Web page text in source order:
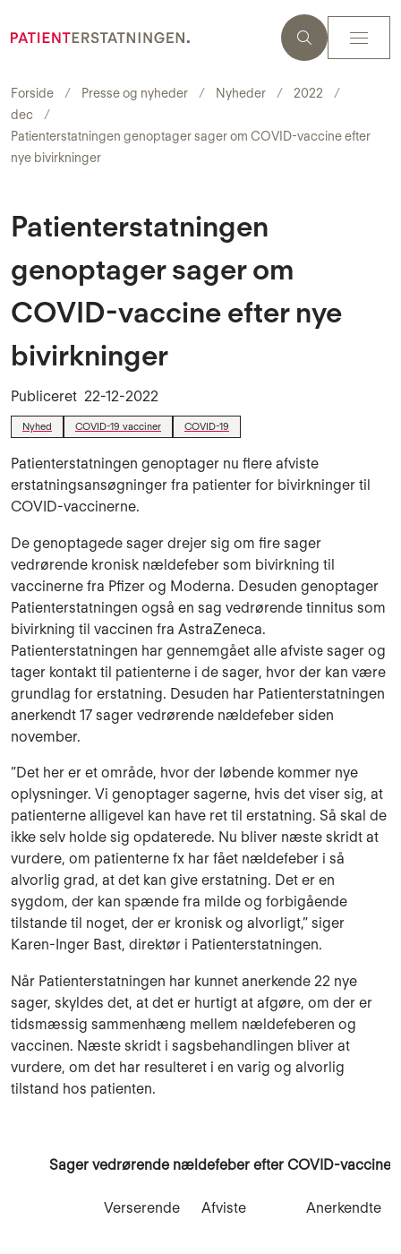
Forside Presse og nyheder Nyheder
2022
dec
Patienterstatningen genoptager sager om COVID-vaccine efter
nye bivirkninger
Patienterstatningen
genoptager sager om
COVID-vaccine efter nye
bivirkninger
Publiceret 22-12-2022
Nyhed COVID-19 vacciner COVID-19
Patienterstatningen genoptager nu flere afviste
erstatningsansøgninger fra patienter for bivirkninger til
COVID-vaccinerne.
De genoptagede sager drejer sig om fire sager
vedrørende kronisk nældefeber som bivirkning til
vaccinerne fra Pfizer og Moderna. Desuden genoptager
Patienterstatningen også en sag vedrørende tinnitus som
bivirkning til vaccinen fra AstraZeneca.
Patienterstatningen har gennemgået alle afviste sager og
tager kontakt til patienterne i de sager, hvor der kan være
grundlag for erstatning. Desuden har Patienterstatningen
anerkendt 17 sager vedrørende nældefeber siden
november.
”Det her er et område, hvor der løbende kommer nye
oplysninger. Vi genoptager sagerne, hvis det viser sig, at
patienterne alligevel kan have ret til erstatning. Så skal de
ikke selv holde sig opdaterede. Nu bliver næste skridt at
vurdere, om patienterne fx har fået nældefeber i så
alvorlig grad, at det kan give erstatning. Det er en
sygdom, der kan spænde fra milde og forbigående
tilstande til noget, der er kronisk og alvorligt,” siger
Karen-Inger Bast, direktør i Patienterstatningen.
Når Patienterstatningen har kunnet anerkende 22 nye
sager, skyldes det, at det er hurtigt at afgøre, om der er
tidsmæssig sammenhæng mellem nældefeberen og
vaccinen. Næste skridt i sagsbehandlingen bliver at
vurdere, om det har resulteret i en varig og alvorlig
tilstand hos patienten.
Sager vedrørende nældefeber efter COVID-vaccine
Verserende Afviste Anerkendte